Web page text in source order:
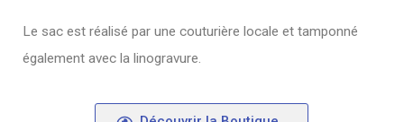
Le sac est réalisé par une couturière locale et tamponné
également avec la linogravure.